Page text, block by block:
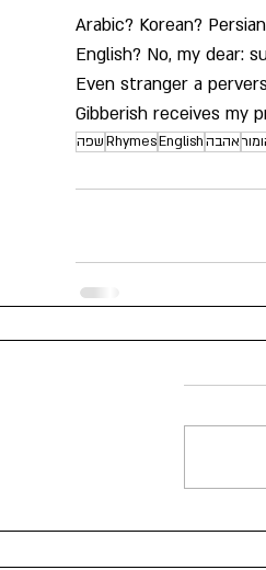
Arabic? Korean?
English? No, my dear:
Even stranger a
Gibberish receives my
אהבהEnglish
Rhymesשפה